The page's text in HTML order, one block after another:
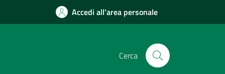
Accedi all'area personale
Cerca